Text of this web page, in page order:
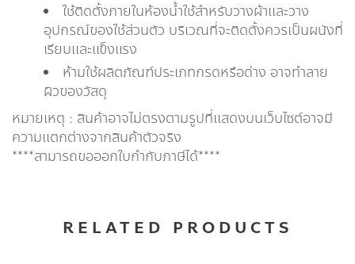
ใช้ติดตั้งภายในห้องน้ำใช้สำหรับวางผ้าและวาง
อุปกรณ์ของใช้ส่วนตัว บริเวณที่จะติดตั้งควรเป็นผนังที่
เรียบและแข็งแรง
ห้ามใช้ผลิตภัณฑ์ประเภทกรดหรือด่าง อาจทำลาย
ผิวของวัสดุ
หมายเหตุ : สินค้าอาจไม่ตรงตามรูปที่แสดงบนเว็บไซต์อาจมี
ความแตกต่างจากสินค้าตัวจริง
****สามารถขอออกใบกำกับภาษีได้****
RELATED PRODUCTS